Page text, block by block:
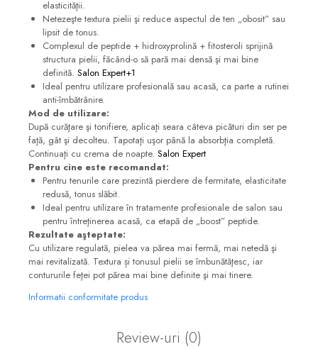
elasticităţii.
Netezeşte textura pielii şi reduce aspectul de ten „obosit” sau
lipsit de tonus.
Complexul de peptide + hidroxyprolină + fitosteroli sprijină
structura pielii, făcând-o să pară mai densă şi mai bine
definită. Salon Expert+1
Ideal pentru utilizare profesională sau acasă, ca parte a rutinei
anti-îmbătrânire.
Mod de utilizare:
După curăţare şi tonifiere, aplicaţi seara câteva picături din ser pe
faţă, gât şi decolteu. Tapotaţi uşor până la absorbţia completă.
Continuaţi cu crema de noapte. Salon Expert
Pentru cine este recomandat:
Pentru tenurile care prezintă pierdere de fermitate, elasticitate
redusă, tonus slăbit.
Ideal pentru utilizare în tratamente profesionale de salon sau
pentru întreţinerea acasă, ca etapă de „boost” peptide.
Rezultate aşteptate:
Cu utilizare regulată, pielea va părea mai fermă, mai netedă şi
mai revitalizată. Textura și tonusul pielii se îmbunătăţesc, iar
contururile feţei pot părea mai bine definite şi mai tinere.
Informatii conformitate produs
Review-uri (0)